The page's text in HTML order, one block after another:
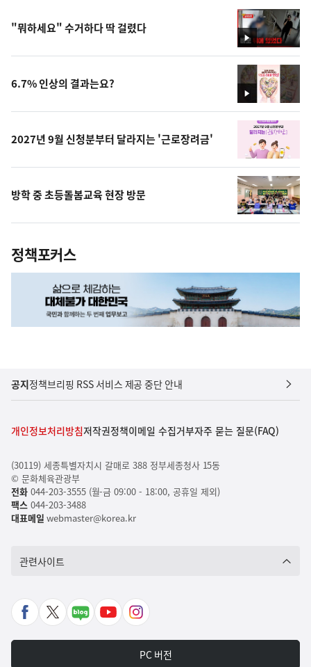
영
상
"뭐하세요" 수거하다 딱 걸렸다
영
상
6.7% 인상의 결과는요?
2027년 9월 신청분부터 달라지는 '근로장려금'
방학 중 초등돌봄교육 현장 방문
정책포커스
공지정책브리핑 RSS 서비스 제공 중단 안내
개인정보처리방침저작권정책이메일 수집거부자주 묻는 질문(FAQ)
(30119) 세종특별자치시 갈매로 388 정부세종청사 15동
© 문화체육관광부
전화044-203-3555 (월-금 09:00 - 18:00, 공휴일 제외)
팩스044-203-3488
대표메일 webmaster@korea.kr
관련사이트
페
X
네
유
인
타
PC 버전